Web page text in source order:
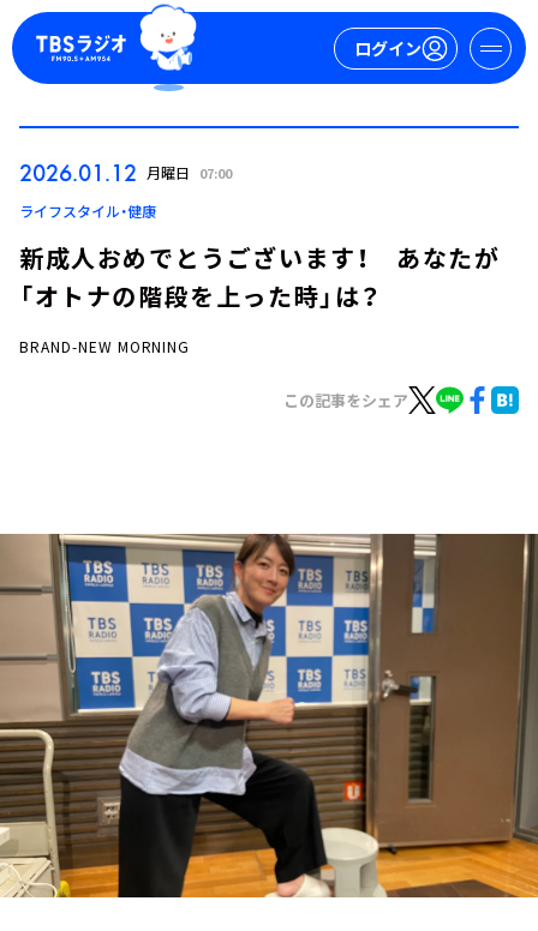
ログイン
ログイン
お知らせ
イベント・グッズ
YouTube
会社情報
2026.01.12 月曜日 07:00
ライフスタイル・健康
新成人おめでとうございます！ あなたが
「オトナの階段を上った時」は？
BRAND-NEW MORNING
この記事をシェア